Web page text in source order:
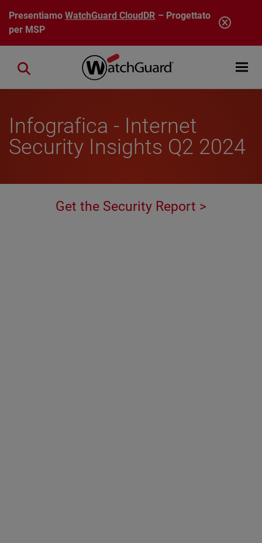
Salta al contenuto principale
PresentiamoWatchGuard CloudDR – Progettato
per MSP
Open
Close search
Infografica - Internet
Security Insights Q2 2024
Get the Security Report >